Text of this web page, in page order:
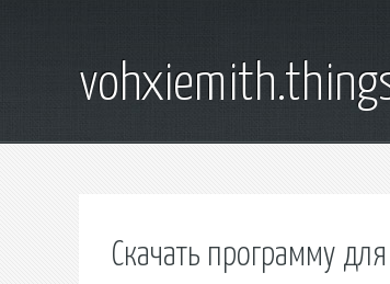
Скачать программу